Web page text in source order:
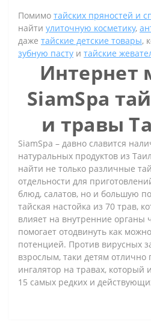
Помимо тайских пряностей и
найти улиточную косметику,
даже тайские детские товары,
зубную пасту и тайские
Интернет
SiamSpa
и травы
SiamSpa – давно славится
натуральных продуктов из
найти не только различные
отдельности для
блюд, салатов, но и большую
тайская настойка из 70 трав,
влияет на внутренние органы
помогает отодвинуть как
потенцией. Против вирусных
взрослым, таки детям отлично
ингалятор на травах, который
15 самых редких и